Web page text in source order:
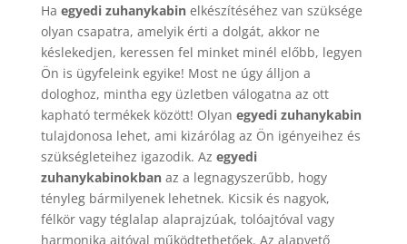
Ha egyedi zuhanykabin elkészítéséhez van szüksége
olyan csapatra, amelyik érti a dolgát, akkor ne
késlekedjen, keressen fel minket minél előbb, legyen
Ön is ügyfeleink egyike! Most ne úgy álljon a
dologhoz, mintha egy üzletben válogatna az ott
kapható termékek között! Olyan egyedi zuhanykabin
tulajdonosa lehet, ami kizárólag az Ön igényeihez és
szükségleteihez igazodik. Az egyedi
zuhanykabinokbanaz a legnagyszerűbb, hogy
tényleg bármilyenek lehetnek. Kicsik és nagyok,
félkör vagy téglalap alaprajzúak, tolóajtóval vagy
harmonika ajtóval működtethetőek. Az alapvető